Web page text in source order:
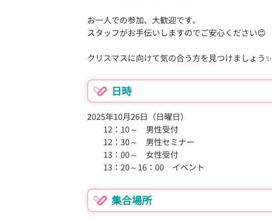
お一人での参加、大歓迎です。
スタッフがお手伝いしますのでご安心ください😊
クリスマスに向けて気の合う方を見つけましょう✨
日時
2025年10月26日（日曜日）
12：10～ 男性受付
12：30～ 男性セミナー
13：00～ 女性受付
13：20～16：00 イベント
集合場所